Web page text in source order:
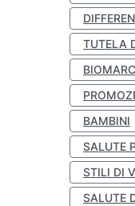
TUTELA
BAMBINI
SALUTE
STILI DI
SALUTE